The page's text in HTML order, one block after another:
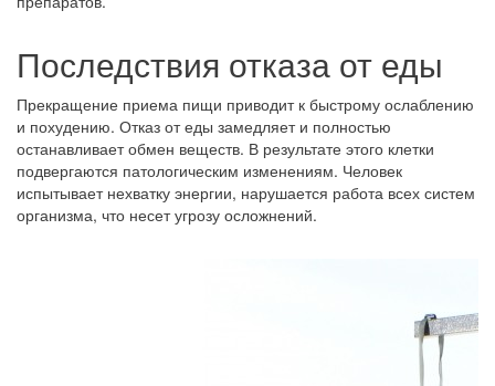
Последствия отказа от еды
Прекращение приема пищи приводит к быстрому ослаблению
и похудению. Отказ от еды замедляет и полностью
останавливает обмен веществ. В результате этого клетки
подвергаются патологическим изменениям. Человек
испытывает нехватку энергии, нарушается работа всех систем
организма, что несет угрозу осложнений.